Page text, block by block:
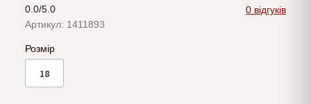
0.0/5.0
0 відгуків
Артикул: 1411893
Розмір
18